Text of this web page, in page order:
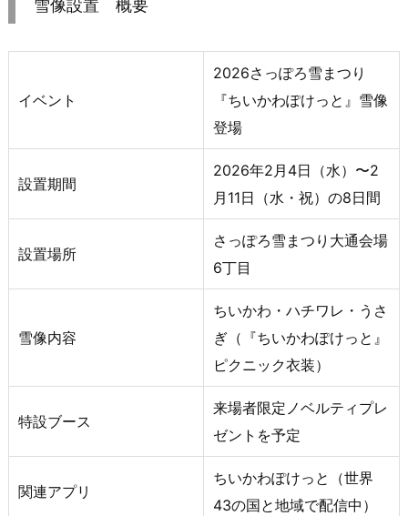
雪像設置 概要
イベント
2026さっぽろ雪まつり
『ちいかわぽけっと』雪像
登場
設置期間
2026年2月4日（水）〜2
月11日（水・祝）の8日間
設置場所
さっぽろ雪まつり大通会場
6丁目
雪像内容
ちいかわ・ハチワレ・うさ
ぎ（『ちいかわぽけっと』
ピクニック衣装）
特設ブース
来場者限定ノベルティプレ
ゼントを予定
関連アプリ
ちいかわぽけっと（世界
43の国と地域で配信中）